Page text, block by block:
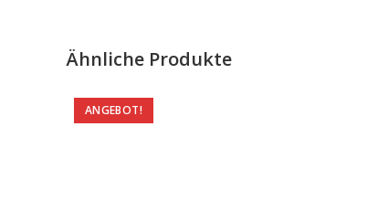
Ähnliche Produkte
ANGEBOT!